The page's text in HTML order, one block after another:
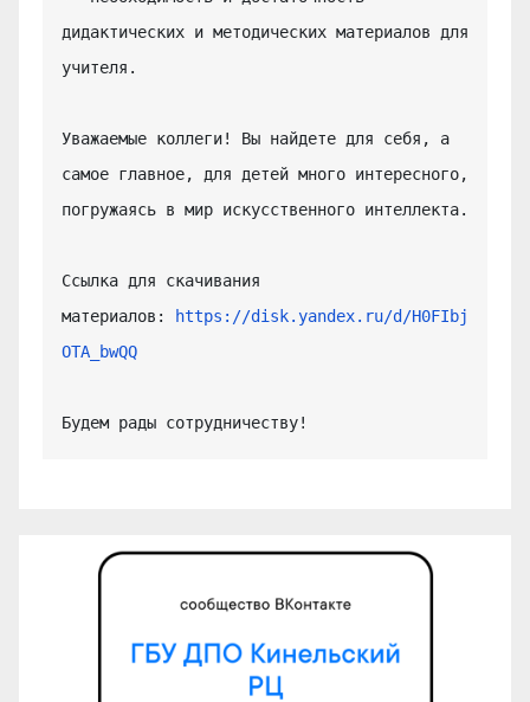
дидактических и методических материалов для
учителя.
Уважаемые коллеги! Вы найдете для себя, а
самое главное, для детей много интересного,
погружаясь в мир искусственного интеллекта.
Ссылка для скачивания
материалов:
https://disk.yandex.ru/d/H0FIbj
OTA_bwQQ
Будем рады сотрудничеству!